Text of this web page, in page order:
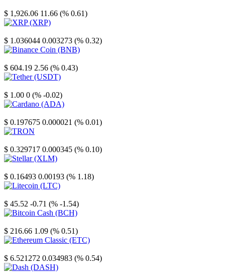
$ 1,926.06 11.66 (% 0.61)
$ 1.036044 0.003273 (% 0.32)
$ 604.19 2.56 (% 0.43)
$ 1.00 0 (% -0.02)
$ 0.197675 0.000021 (% 0.01)
$ 0.329717 0.000345 (% 0.10)
$ 0.16493 0.00193 (% 1.18)
$ 45.52 -0.71 (% -1.54)
$ 216.66 1.09 (% 0.51)
$ 6.521272 0.034983 (% 0.54)